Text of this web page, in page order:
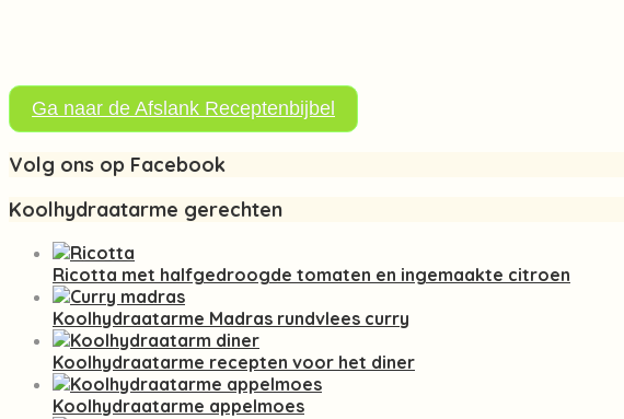
Ga naar de Afslank Receptenbijbel
Volg ons op Facebook
Koolhydraatarme gerechten
Ricotta met halfgedroogde tomaten en ingemaakte citroen
Koolhydraatarme Madras rundvlees curry
Koolhydraatarme recepten voor het diner
Koolhydraatarme appelmoes